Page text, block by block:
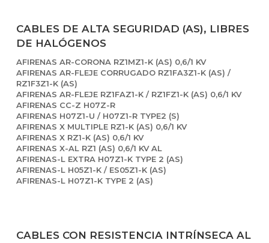
CABLES DE ALTA SEGURIDAD (AS), LIBRES
DE HALÓGENOS
AFIRENAS AR-CORONA RZ1MZ1-K (AS) 0,6/1 KV
AFIRENAS AR-FLEJE CORRUGADO RZ1FA3Z1-K (AS) /
RZ1F3Z1-K (AS)
AFIRENAS AR-FLEJE RZ1FAZ1-K / RZ1FZ1-K (AS) 0,6/1 KV
AFIRENAS CC-Z H07Z-R
AFIRENAS H07Z1-U / H07Z1-R TYPE2 (S)
AFIRENAS X MULTIPLE RZ1-K (AS) 0,6/1 KV
AFIRENAS X RZ1-K (AS) 0,6/1 KV
AFIRENAS X-AL RZ1 (AS) 0,6/1 KV AL
AFIRENAS-L EXTRA H07Z1-K TYPE 2 (AS)
AFIRENAS-L H05Z1-K / ES05Z1-K (AS)
AFIRENAS-L H07Z1-K TYPE 2 (AS)
CABLES CON RESISTENCIA INTRÍNSECA AL